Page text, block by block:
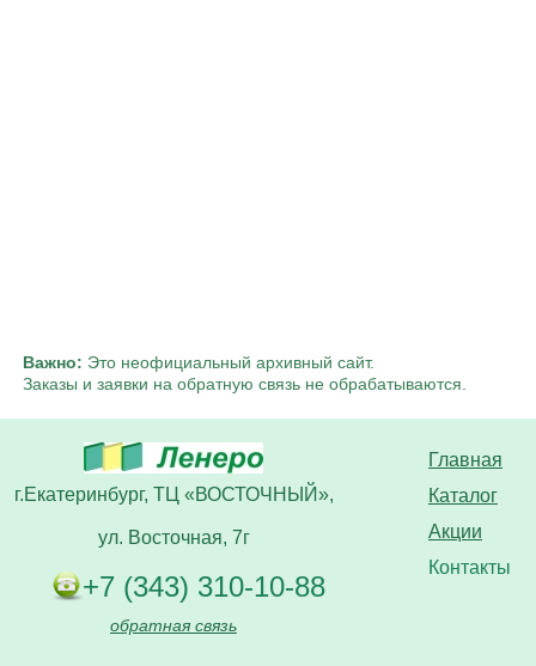
Важно: Это неофициальный архивный сайт.
Заказы и заявки на обратную связь не обрабатываются.
Главная
Каталог
Акции
Контакты
г.Екатеринбург, ТЦ «ВОСТОЧНЫЙ»,
ул. Восточная, 7г
+7 (343) 310-10-88
обратная связь